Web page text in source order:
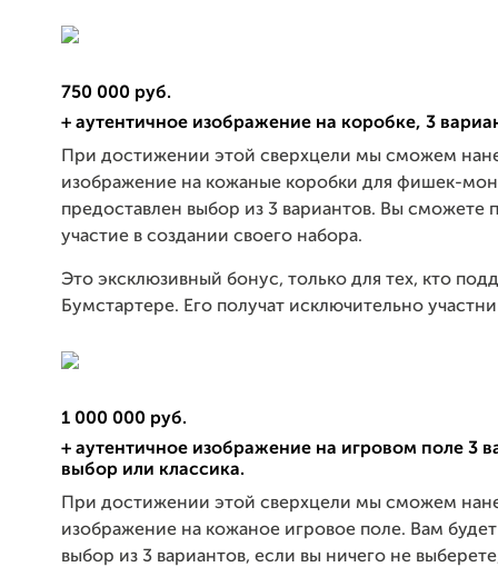
750 000 руб.
+ аутентичное изображение на коробке, 3
При достижении этой сверхцели мы сможем
изображение на кожаные коробки для фишек-
предоставлен выбор из 3 вариантов. Вы сможете
участие в создании своего набора.
Это эксклюзивный бонус, только для тех, кто
Бумстартере. Его получат исключительно
1 000 000 руб.
+ аутентичное изображение на игровом поле 3
выбор или классика.
При достижении этой сверхцели мы сможем
изображение на кожаное игровое поле. Вам
выбор из 3 вариантов, если вы ничего не